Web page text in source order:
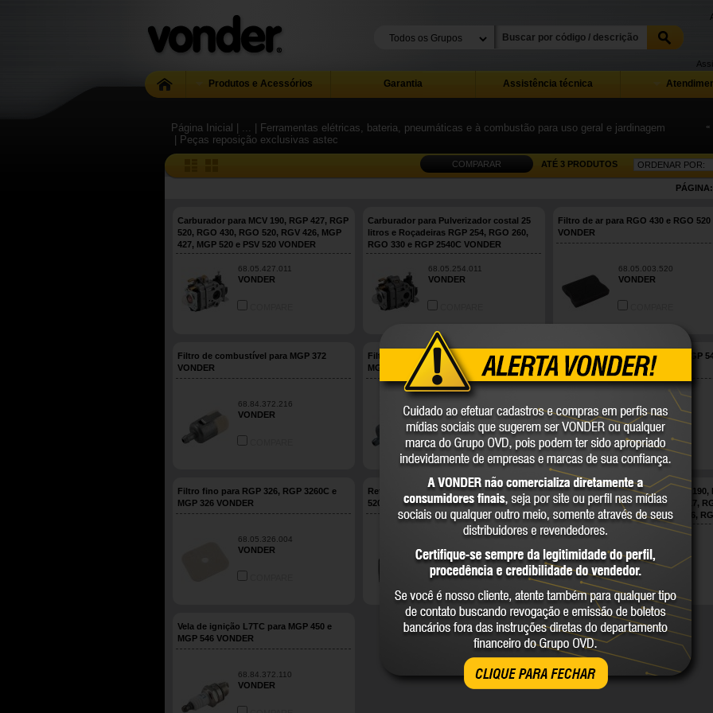
CLIQUE PARA FECHAR
Produtos e Acessórios Garantia Assistência técnica
Página Inicial | ...
| Ferramentas elétricas, bateria, pneumáticas e à combustão para uso geral e jardinagem
| Peças reposição exclusivas astec
«
COMPARAR ATÉ 3 PRODUTOS
PÁGINA:
Carburador para MCV 190, RGP 427, RGP
520, RGO 430, RGO 520, RGV 426, MGP
427, MGP 520 e PSV 520 VONDER
68.05.427.011
VONDER
Carburador para Pulverizador costal 25
litros e Roçadeiras RGP 254, RGO 260,
RGO 330 e RGP 2540C VONDER
68.05.254.011
VONDER
Filtro de ar para RGO 430 e RGO 520
VONDER
68.05.003.520
VONDER
Filtro de combustível para MGP 372
VONDER
68.84.372.216
VONDER
Filtro de combustível para MGP 450 e
MGP 546 VONDER
VONDER
COMPARE
Filtro de óleo para MGP 450 e MGP
VONDER
VONDER
COMPARE
Filtro fino para RGP 326, RGP 3260C e
MGP 326 VONDER
68.05.326.004
VONDER
Retrátil completo para RGO 430 e RGO
520 VONDER
VONDER
COMPARE
Vela de ignição BM6A para MCV 190,
427, RGP 520, RGO 430, RGO 517,
520, RGO 254, RGV 327, RGV 426,
512, RGV 540, RGV 640, MGP 326,
427, MGP 520, MGO 254, MGO 427,
517, PSV 520, e Motobomba Gasolina
VONDER
VONDER
COMPARE
Vela de ignição L7TC para MGP 450 e
MGP 546 VONDER
68.84.372.110
VONDER